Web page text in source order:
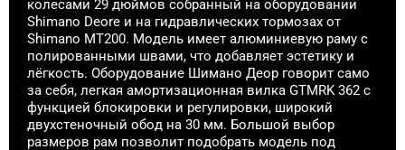
колесами 29 дюймов собранный на оборудовании
Shimano Deore и на гидравлических тормозах от
Shimano MT200. Модель имеет алюминиевую раму с
полированными швами, что добавляет эстетику и
лёгкость. Оборудование Шимано Деор говорит само
за себя, легкая амортизационная вилка GTMRK 362 с
функцией блокировки и регулировки, широкий
двухстеночный обод на 30 мм. Большой выбор
размеров рам позволит подобрать модель под